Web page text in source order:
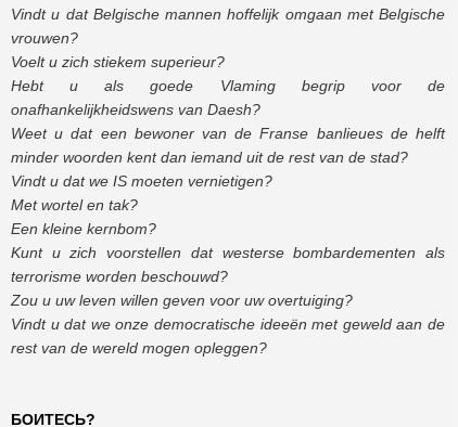
Vindt u dat Belgische mannen hoffelijk omgaan met Belgische
vrouwen?
Voelt u zich stiekem superieur?
Hebt u als goede Vlaming begrip voor de
onafhankelijkheidswens van Daesh?
Weet u dat een bewoner van de Franse banlieues de helft
minder woorden kent dan iemand uit de rest van de stad?
Vindt u dat we IS moeten vernietigen?
Met wortel en tak?
Een kleine kernbom?
Kunt u zich voorstellen dat westerse bombardementen als
terrorisme worden beschouwd?
Zou u uw leven willen geven voor uw overtuiging?
Vindt u dat we onze democratische ideeën met geweld aan de
rest van de wereld mogen opleggen?
БОИТЕСЬ?